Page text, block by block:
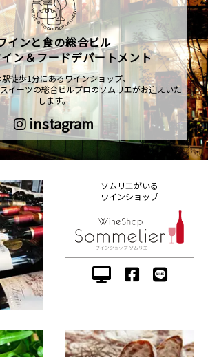
インと食の総合ビル
ン＆フードデパートメント
徒歩1分にあるワインショップ、
イーツの総合ビルプロのソムリエがお迎えいた
します。
instagram
ソムリエがいる
ワインショップ